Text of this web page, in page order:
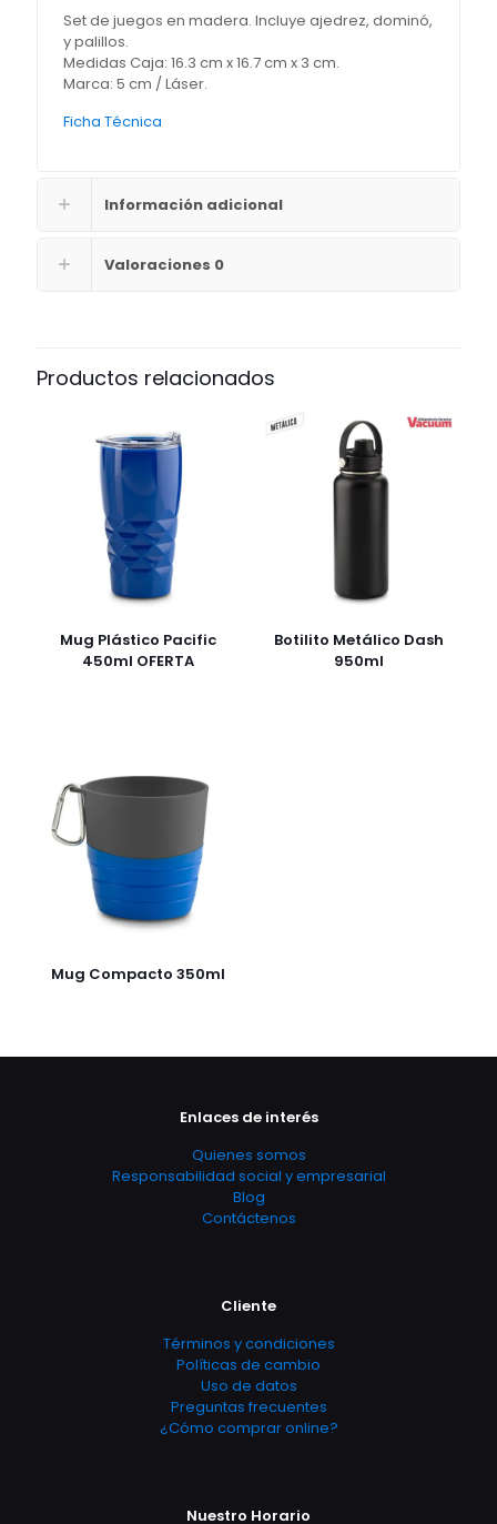
Set de juegos en madera. Incluye ajedrez, dominó,
y palillos.
Medidas Caja: 16.3 cm x 16.7 cm x 3 cm.
Marca: 5 cm / Láser.
Ficha Técnica
Información adicional
Valoraciones 0
Productos relacionados
Mug Plástico Pacific
450ml OFERTA
Botilito Metálico Dash
950ml
Mug Compacto 350ml
Enlaces de interés
Quienes somos
Responsabilidad social y empresarial
Blog
Contáctenos
Cliente
Términos y condiciones
Políticas de cambio
Uso de datos
Preguntas frecuentes
¿Cómo comprar online?
Nuestro Horario